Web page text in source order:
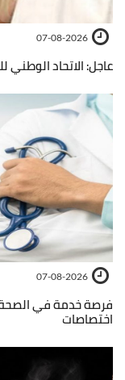
07-08-2026
عاجل: الاتحاد الوطني
07-08-2026
اختصاصات